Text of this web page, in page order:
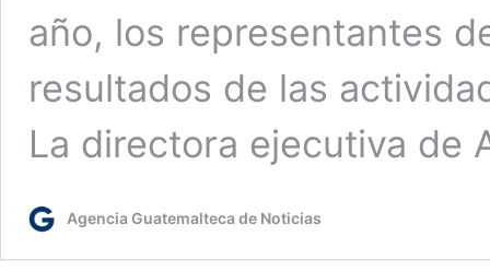
año, los representantes
resultados de las
La directora ejecutiva de
Agencia Guatemalteca de Noticias